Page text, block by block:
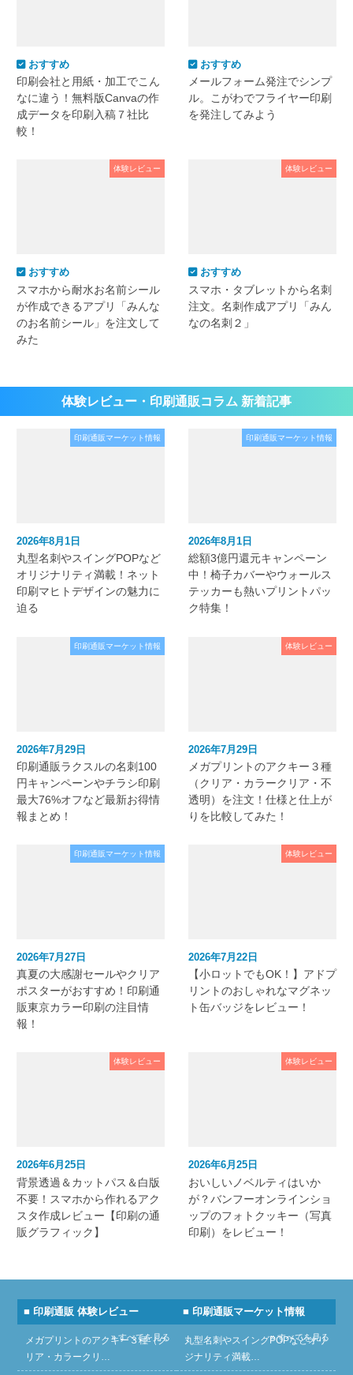
おすすめ
印刷会社と用紙・加工でこん
なに違う！無料版Canvaの作
成データを印刷入稿７社比
較！
おすすめ
メールフォーム発注でシンプ
ル。こがわでフライヤー印刷
を発注してみよう
体験レビュー
おすすめ
スマホから耐水お名前シール
が作成できるアプリ「みんな
のお名前シール」を注文して
みた
体験レビュー
おすすめ
スマホ・タブレットから名刺
注文。名刺作成アプリ「みん
なの名刺２」
体験レビュー・印刷通販コラム 新着記事
印刷通販マーケット情報
2026年8月1日
丸型名刺やスイングPOPなど
オリジナリティ満載！ネット
印刷マヒトデザインの魅力に
迫る
印刷通販マーケット情報
2026年8月1日
総額3億円還元キャンペーン
中！椅子カバーやウォールス
テッカーも熱いプリントパッ
ク特集！
印刷通販マーケット情報
2026年7月29日
印刷通販ラクスルの名刺100
円キャンペーンやチラシ印刷
最大76%オフなど最新お得情
報まとめ！
体験レビュー
2026年7月29日
メガプリントのアクキー３種
（クリア・カラークリア・不
透明）を注文！仕様と仕上が
りを比較してみた！
印刷通販マーケット情報
2026年7月27日
真夏の大感謝セールやクリア
ポスターがおすすめ！印刷通
販東京カラー印刷の注目情
報！
体験レビュー
2026年7月22日
【小ロットでもOK！】アドプ
リントのおしゃれなマグネッ
ト缶バッジをレビュー！
体験レビュー
2026年6月25日
背景透過＆カットパス＆白版
不要！スマホから作れるアク
スタ作成レビュー【印刷の通
販グラフィック】
体験レビュー
2026年6月25日
おいしいノベルティはいか
が？バンフーオンラインショ
ップのフォトクッキー（写真
印刷）をレビュー！
■ 印刷通販 体験レビュー
» すべてを見る
メガプリントのアクキー３種（ク
リア・カラークリ…
■ 印刷通販マーケット情報
» すべてを見る
丸型名刺やスイングPOPなどオリ
ジナリティ満載…